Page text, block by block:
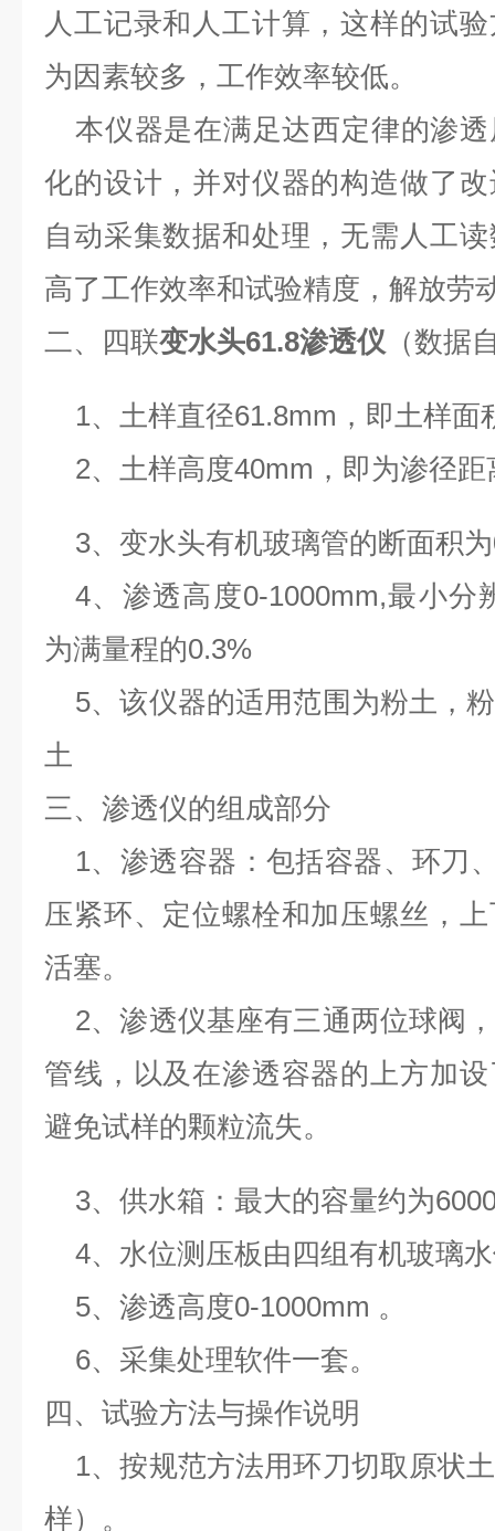
人工记录和人工计算，这样的试
为因素较多，工作效率较低。
本仪器是在满足达西定律的渗
化的设计，并对仪器的构造做了
自动采集数据和处理，无需人工
高了工作效率和试验精度，解放劳
二、四联变水头61.8渗透仪 （数据
1、土样直径61.8mm，即土样面
2、土样高度40mm，即为渗径距
3、变水头有机玻璃管的断面积
4、渗透高度0-1000mm,最小分
为满量程的0.3%
5、该仪器的适用范围为粉土，
土
三、渗透仪的组成部分
1、渗透容器：包括容器、环刀
压紧环、定位螺栓和加压螺丝，
活塞。
2、渗透仪基座有三通两位球阀
管线，以及在渗透容器的上方加
避免试样的颗粒流失。
3、供水箱：最大的容量约为
4、水位测压板由四组有机玻璃
5、渗透高度0-1000mm 。
6、采集处理软件一套。
四、试验方法与操作说明
1、按规范方法用环刀切取原状
样）。